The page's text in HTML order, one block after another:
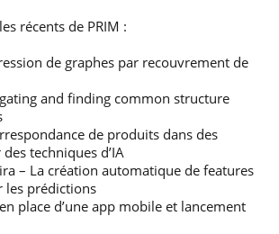
récents de PRIM :
de graphes par recouvrement de
and finding common structure
de produits dans des
techniques d’IA
– La création automatique de features
les prédictions
place d’une app mobile et lancement